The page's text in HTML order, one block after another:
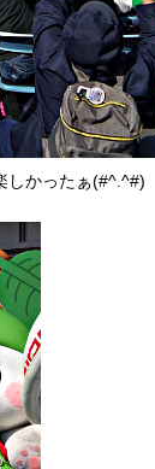
しかったぁ(#^.^#)